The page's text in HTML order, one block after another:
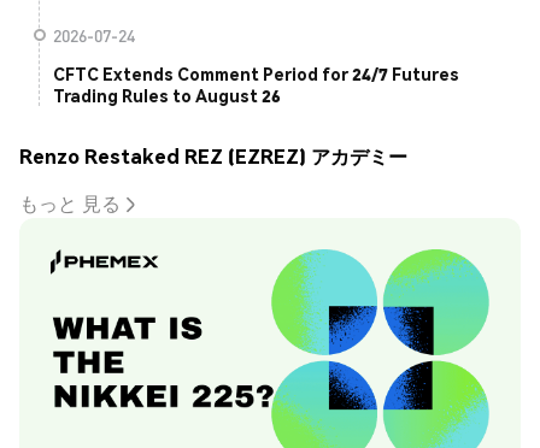
2026-07-24
CFTC Extends Comment Period for 24/7 Futures
Trading Rules to August 26
Renzo Restaked REZ (EZREZ) アカデミー
もっと 見る